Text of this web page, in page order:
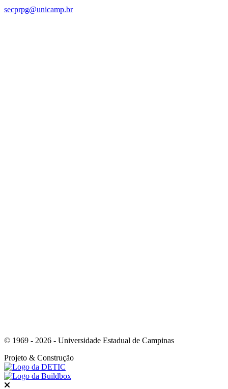
secprpg@unicamp.br
© 1969 - 2026 - Universidade Estadual de Campinas
Projeto & Construção